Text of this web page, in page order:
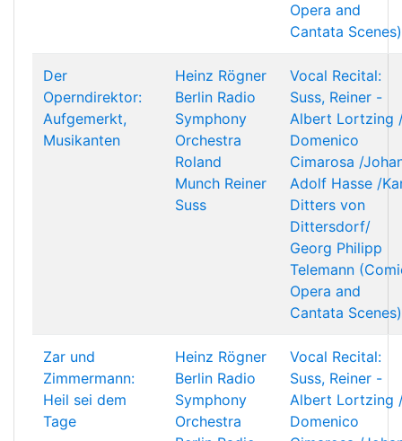
Opera and
Cantata Scenes)
Der
Operndirektor:
Aufgemerkt,
Musikanten
Heinz Rögner
Berlin Radio
Symphony
Orchestra
Roland
Munch Reiner
Suss
Vocal Recital:
Suss, Reiner -
Albert Lortzing
Domenico
Cimarosa /
Adolf Hasse /
Ditters von
Dittersdorf/
Georg Philipp
Telemann
Opera and
Cantata Scenes)
Zar und
Zimmermann:
Heil sei dem
Tage
Heinz Rögner
Berlin Radio
Symphony
Orchestra
Vocal Recital:
Suss, Reiner -
Albert Lortzing
Domenico